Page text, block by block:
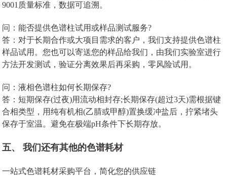
9001质量标准，数据可追溯。
问：能否提供色谱柱试用或样品测试服务?
答：对于长期合作或大项目需求的客户，我们支持提供色谱柱
样品试用。您也可以寄送您的样品给我们，由我们实验室进行
方法开发测试，验证分离效果后再采购，零风险试用。
问：液相色谱柱如何长期保存?
答：短期保存(过夜)用流动相封存;长期保存(超过3天)需根据键
合相类型，用纯有机相(乙腈或甲醇)置换缓冲盐后，拧紧堵头
保存于室温。避免在极端pH条件下长期存放。
五、 我们还有其他的色谱耗材
一站式色谱耗材采购平台，简化您的供应链